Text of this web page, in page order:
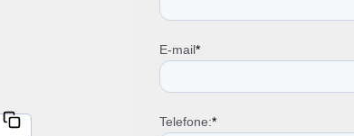
E-mail*
Telefone:*